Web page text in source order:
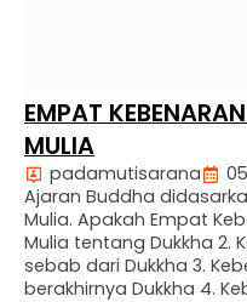
EMPAT
MULIA
padamutisarana
Ajaran Buddha
Mulia. Apakah Empat
Mulia tentang Dukkha 2.
sebab dari Dukkha 3.
berakhirnya Dukkha 4.